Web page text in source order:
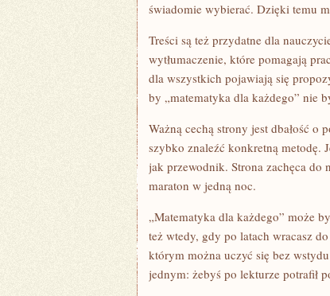
świadomie wybierać. Dzięki temu
Treści są też przydatne dla
wytłumaczenie, które pomagają
dla wszystkich pojawiają się
by „matematyka dla każdego” nie
Ważną cechą strony jest dbałość o
szybko znaleźć konkretną metodę.
jak przewodnik. Strona zachęca
maraton w jedną noc.
„Matematyka dla każdego” może
też wtedy, gdy po latach wracasz
którym można uczyć się bez
jednym: żebyś po lekturze potrafił